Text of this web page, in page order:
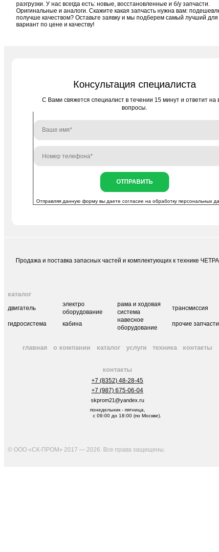
разгрузки. У нас всегда есть: новые, восстановленные и б/у запчасти.
Оригинальные и аналоги. Скажите какая запчасть нужна вам:
получше качеством? Оставьте заявку и мы подберем самый лучший для
вариант по цене и качеству!
Консультация специалиста
C Вами свяжется специалист в течении 15 минут и ответит на
вопросы.
ОТПРАВИТЬ
Отправляя данную форму вы даете согласие наобработку персональных
Продажа и поставка запасных частей и комплектующих к технике ЧЕТРА
каталог
двигатель
электро
оборудование
рама и ходовая
система
трансмиссия
гидросистема кабина
навесное
оборудование
прочие запчасти
главная о компании каталог услуги техника контакты
контакты
+7 (8352) 48-28-45
+7 (987) 675-06-04
skprom21@yandex.ru
понедельник - пятница,
с 09:00 до 18:00 (по Москве).
© ООО «СК-ПРОМ» 2017 — 2026. Все права защищены